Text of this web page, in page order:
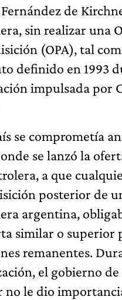
de
sin realizar una
(OPA), tal
definido en 1993
impulsada por
se comprometía
se lanzó la
a que
posterior de
argentina,
similar o superior
remanentes.
el gobierno
no le dio